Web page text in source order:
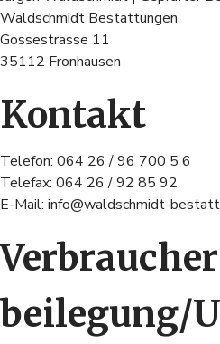
Waldschmidt Bestattungen
Gossestrasse 11
35112 Fronhausen
Kontakt
Telefon: 064 26 / 96 700 5 6
Telefax: 064 26 / 92 85 92
E-Mail: info@waldschmidt-
beilegung/